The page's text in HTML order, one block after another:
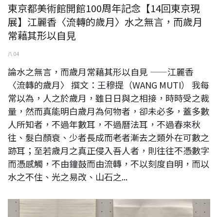
東京都美術館開館100周年記念【14回東京現
展】江麗香〈流轉的歲月〉水之無言，而歲月
常藉其形以自見
八 04
論水之無言，而歲月常藉其形以自見 ——江麗香
〈流轉的歲月〉 撰文：王穆提（WANG MUTI） 我每
常以為，人之於歲月，雖日日與之相接，時時受之裁
量，然而真能明白歲月為何物者，卻未必多，蓋多數
人所知者，不過年數耳，不過曆法耳，不過春來秋
往、髮白顏衰、少者長成而老者漸去之類外在可數之
跡耳；至若歲月之真正侵入吾人者，則往往不憑數字
而憑感觸，不由鐘鼓而由流轉，不以刻度自明，而以
水之不住、光之易改、山石之...